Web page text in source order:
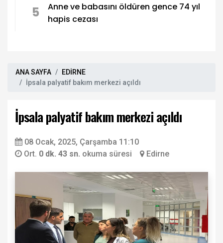
5
Anne ve babasını öldüren gence 74 yıl
hapis cezası
ANA SAYFA
EDİRNE
İpsala palyatif bakım merkezi açıldı
İpsala palyatif bakım merkezi açıldı
08 Ocak, 2025, Çarşamba 11:10
Ort. 0 dk. 43 sn. okuma süresi Edirne